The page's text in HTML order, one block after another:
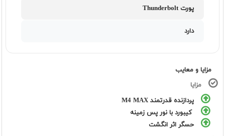
پورت Thunderbolt
دارد
مزایا و معایب
مزایا
پردازنده قدرتمند M4 MAX
کیبورد با نور پس زمینه
حسگر اثر انگشت